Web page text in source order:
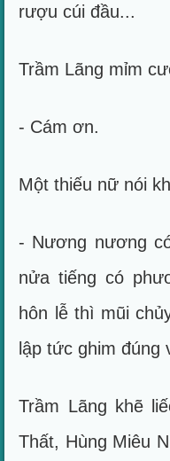
rượu cúi đầu...
Trầm Lãng mỉm
- Cám ơn.
Một thiếu nữ nói
- Nương nương
nửa tiếng có
hôn lễ thì mũi
lập tức ghim đúng
Trầm Lãng khẽ
Thất, Hùng Miêu